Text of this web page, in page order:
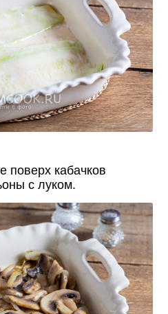
поверх кабачков
с луком.